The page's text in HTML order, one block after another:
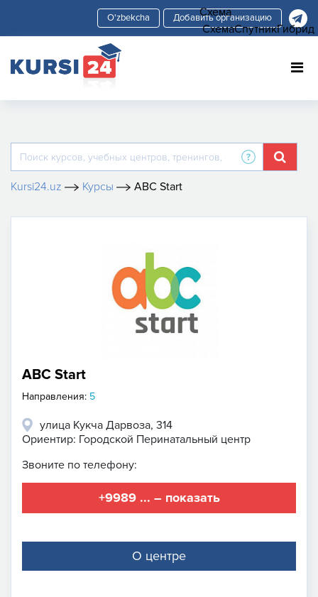
Добавить организацию
Kursi24.uz Курсы ABC Start
ABC Start
Направления: 5
улица Кукча Дарвоза, 314
Ориентир: Городской Перинатальный центр
Звоните по телефону:
+9989 ... – показать
О центре
Схема
СхемаСпутникГибрид